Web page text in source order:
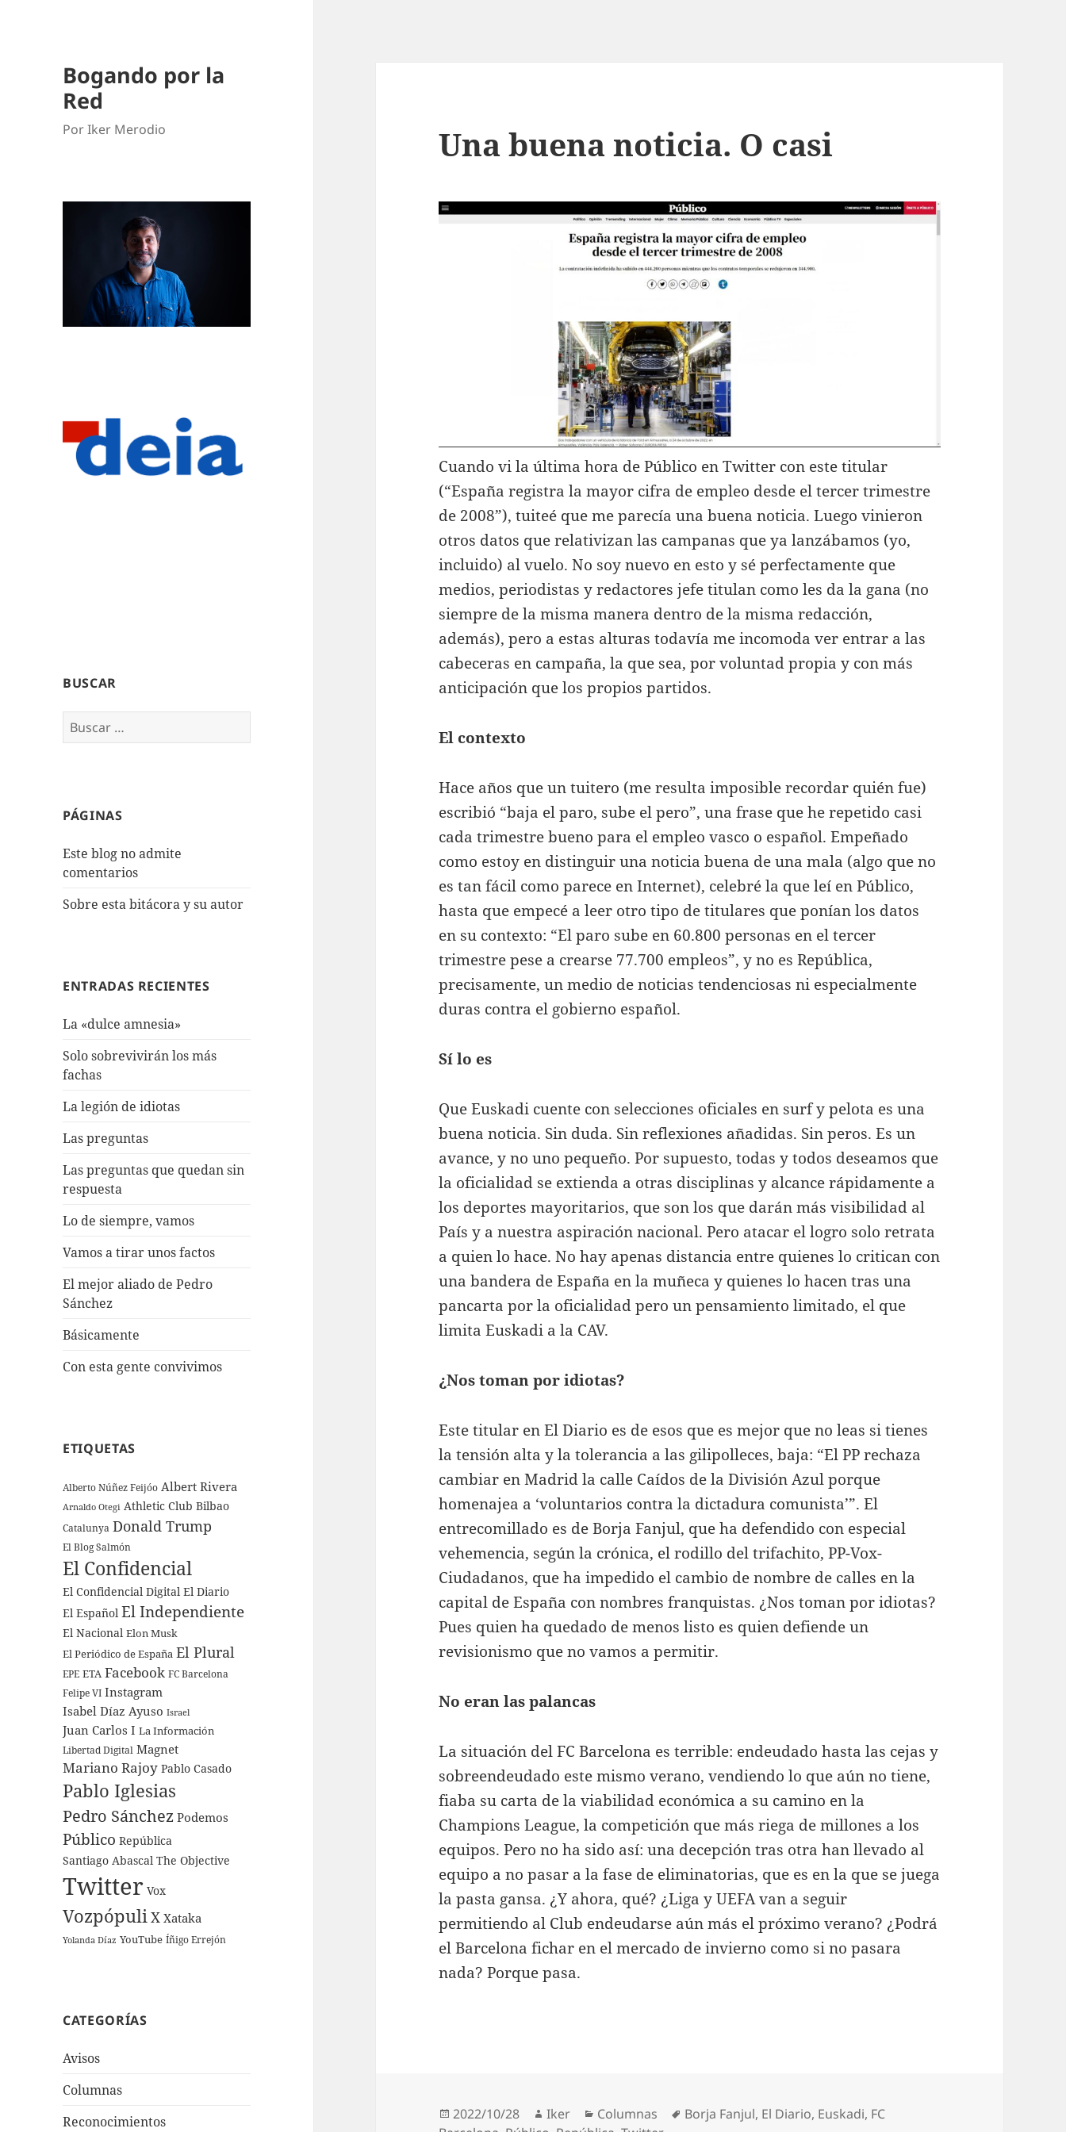
Bogando por la
Red
Por Iker Merodio
BUSCAR
Buscar:
PÁGINAS
Este blog no admite
comentarios
Sobre esta bitácora y su autor
ENTRADAS RECIENTES
La «dulce amnesia»
Solo sobrevivirán los más
fachas
La legión de idiotas
Las preguntas
Las preguntas que quedan sin
respuesta
Lo de siempre, vamos
Vamos a tirar unos factos
El mejor aliado de Pedro
Sánchez
Básicamente
Con esta gente convivimos
ETIQUETAS
Alberto Núñez Feijóo Albert Rivera
Arnaldo Otegi Athletic Club Bilbao
Catalunya Donald Trump
El Blog Salmón
El Confidencial
El Confidencial Digital El Diario
El Español El Independiente
El Nacional Elon Musk
El Periódico de España El Plural
EPE ETA Facebook FC Barcelona
Felipe VI Instagram
Isabel Díaz Ayuso Israel
Juan Carlos I La Información
Libertad Digital Magnet
Mariano Rajoy Pablo Casado
Pablo Iglesias
Pedro Sánchez Podemos
Público República
Santiago Abascal The Objective
Twitter Vox
Vozpópuli X Xataka
Yolanda Díaz YouTube Íñigo Errejón
CATEGORÍAS
Avisos
Columnas
Reconocimientos
Una buena noticia. O casi
Cuando vi la última hora de Público en Twitter con este titular
(“España registra la mayor cifra de empleo desde el tercer trimestre
de 2008”), tuiteé que me parecía una buena noticia. Luego vinieron
otros datos que relativizan las campanas que ya lanzábamos (yo,
incluido) al vuelo. No soy nuevo en esto y sé perfectamente que
medios, periodistas y redactores jefe titulan como les da la gana (no
siempre de la misma manera dentro de la misma redacción,
además), pero a estas alturas todavía me incomoda ver entrar a las
cabeceras en campaña, la que sea, por voluntad propia y con más
anticipación que los propios partidos.
El contexto
Hace años que un tuitero (me resulta imposible recordar quién fue)
escribió “baja el paro, sube el pero”, una frase que he repetido casi
cada trimestre bueno para el empleo vasco o español. Empeñado
como estoy en distinguir una noticia buena de una mala (algo que no
es tan fácil como parece en Internet), celebré la que leí en Público,
hasta que empecé a leer otro tipo de titulares que ponían los datos
en su contexto: “El paro sube en 60.800 personas en el tercer
trimestre pese a crearse 77.700 empleos”, y no es República,
precisamente, un medio de noticias tendenciosas ni especialmente
duras contra el gobierno español.
Sí lo es
Que Euskadi cuente con selecciones oficiales en surf y pelota es una
buena noticia. Sin duda. Sin reflexiones añadidas. Sin peros. Es un
avance, y no uno pequeño. Por supuesto, todas y todos deseamos que
la oficialidad se extienda a otras disciplinas y alcance rápidamente a
los deportes mayoritarios, que son los que darán más visibilidad al
País y a nuestra aspiración nacional. Pero atacar el logro solo retrata
a quien lo hace. No hay apenas distancia entre quienes lo critican con
una bandera de España en la muñeca y quienes lo hacen tras una
pancarta por la oficialidad pero un pensamiento limitado, el que
limita Euskadi a la CAV.
¿Nos toman por idiotas?
Este titular en El Diario es de esos que es mejor que no leas si tienes
la tensión alta y la tolerancia a las gilipolleces, baja: “El PP rechaza
cambiar en Madrid la calle Caídos de la División Azul porque
homenajea a ‘voluntarios contra la dictadura comunista’”. El
entrecomillado es de Borja Fanjul, que ha defendido con especial
vehemencia, según la crónica, el rodillo del trifachito, PP-Vox-
Ciudadanos, que ha impedido el cambio de nombre de calles en la
capital de España con nombres franquistas. ¿Nos toman por idiotas?
Pues quien ha quedado de menos listo es quien defiende un
revisionismo que no vamos a permitir.
No eran las palancas
La situación del FC Barcelona es terrible: endeudado hasta las cejas y
sobreendeudado este mismo verano, vendiendo lo que aún no tiene,
fiaba su carta de la viabilidad económica a su camino en la
Champions League, la competición que más riega de millones a los
equipos. Pero no ha sido así: una decepción tras otra han llevado al
equipo a no pasar a la fase de eliminatorias, que es en la que se juega
la pasta gansa. ¿Y ahora, qué? ¿Liga y UEFA van a seguir
permitiendo al Club endeudarse aún más el próximo verano? ¿Podrá
el Barcelona fichar en el mercado de invierno como si no pasara
nada? Porque pasa.
Publicado
2022/10/28 Autor
Iker Categorías
Columnas Etiquetas
Borja Fanjul, El Diario, Euskadi, FC